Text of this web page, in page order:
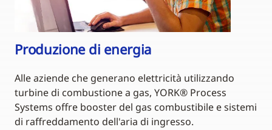
Produzione di energia
Alle aziende che generano elettricità utilizzando
turbine di combustione a gas, YORK® Process
Systems offre booster del gas combustibile e sistemi
di raffreddamento dell'aria di ingresso.